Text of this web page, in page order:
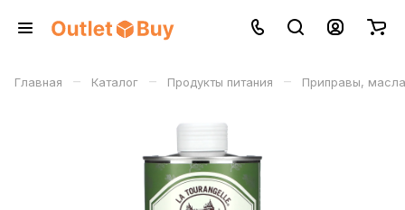
Главная – Каталог – Продукты питания – Приправы,